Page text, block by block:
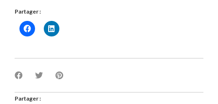
Partager :
Partager :